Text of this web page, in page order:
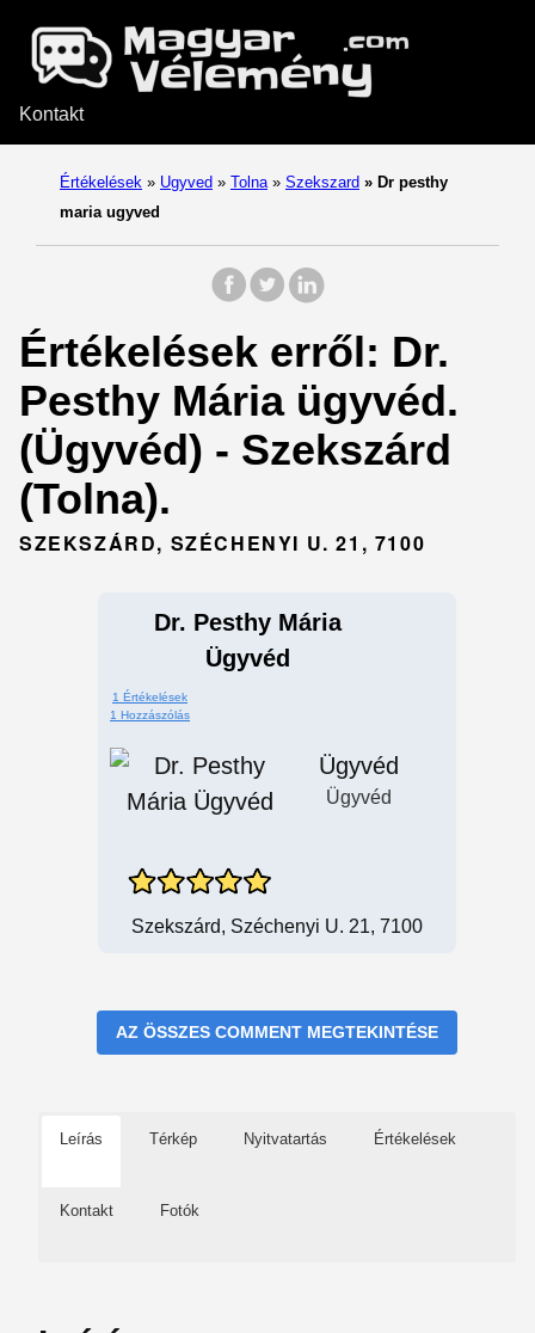
Kontakt
Értékelések » Ugyved » Tolna » Szekszard » Dr pesthy
maria ugyved
Értékelések erről: Dr.
Pesthy Mária ügyvéd.
(Ügyvéd) - Szekszárd
(Tolna).
SZEKSZÁRD, SZÉCHENYI U. 21, 7100
Dr. Pesthy Mária
Ügyvéd
1 Értékelések
1 Hozzászólás
Ügyvéd
Ügyvéd
Szekszárd, Széchenyi U. 21, 7100
AZ ÖSSZES COMMENT MEGTEKINTÉSE
Leírás Térkép Nyitvatartás Értékelések
Kontakt Fotók